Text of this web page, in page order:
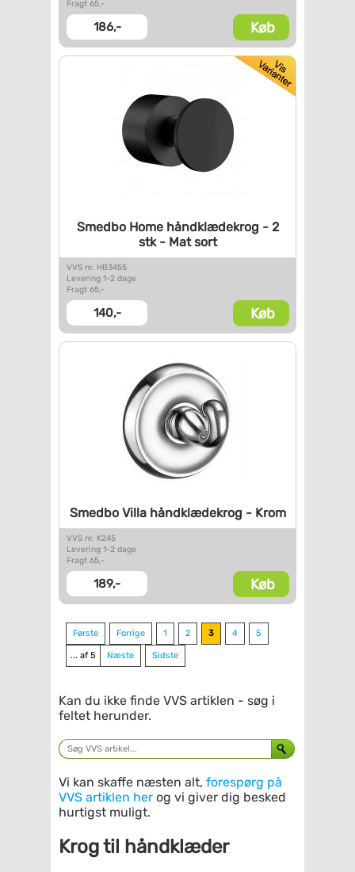
Fragt 65,-
186,- Køb
Smedbo Home håndklædekrog - 2
stk - Mat sort
VVS nr. HB3455
Levering 1-2 dage
Fragt 65,-
140,- Køb
Smedbo Villa håndklædekrog -Krom
VVS nr. K245
Levering 1-2 dage
Fragt 65,-
189,- Køb
Første Forrige 1 2 3 4 5
... af 5 Næste Sidste
Kan du ikke finde VVS artiklen - søg i
feltet herunder.
Vi kan skaffe næsten alt, forespørg på
VVS artiklen her og vi giver dig besked
hurtigst muligt.
Krog til håndklæder